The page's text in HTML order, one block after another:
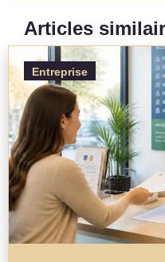
Articles
Entreprise